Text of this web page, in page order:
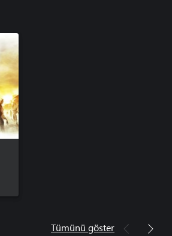
Tümünü göster